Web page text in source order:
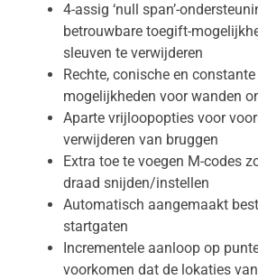
4-assig ‘null span’-
betrouwbare toegift-
sleuven te verwijderen
Rechte, conische en
mogelijkheden voor wanden
Aparte vrijloopopties voor
verwijderen van bruggen
Extra toe te voegen M-codes
draad snijden/instellen
Automatisch aangemaakt
startgaten
Incrementele aanloop op
voorkomen dat de lokaties